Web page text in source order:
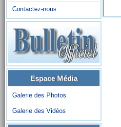
Contactez-nous
Espace Média
Galerie des Photos
Galerie des Vidéos